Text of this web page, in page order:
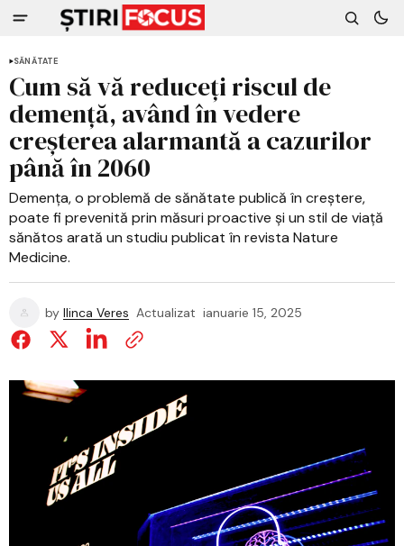
SĂNĂTATE
Cum să vă reduceți riscul de
demență, având în vedere
creșterea alarmantă a cazurilor
până în 2060
Demența, o problemă de sănătate publică în creștere,
poate fi prevenită prin măsuri proactive și un stil de viață
sănătos arată un studiu publicat în revista Nature
Medicine.
by Ilinca Veres Actualizat ianuarie 15, 2025